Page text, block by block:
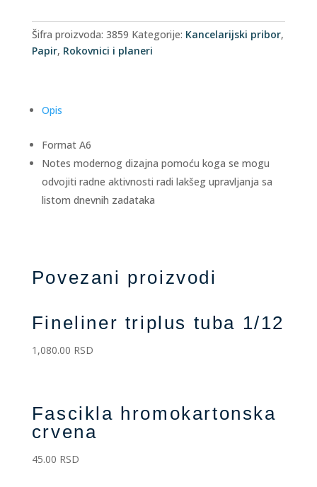
Šifra proizvoda: 3859 Kategorije: Kancelarijski pribor,
Papir, Rokovnici i planeri
Opis
Format A6
Notes modernog dizajna pomoću koga se mogu
odvojiti radne aktivnosti radi lakšeg upravljanja sa
listom dnevnih zadataka
Povezani proizvodi
Fineliner triplus tuba 1/12
1,080.00 RSD
Fascikla hromokartonska
crvena
45.00 RSD